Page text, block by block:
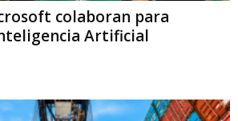
colaboran para
Artificial